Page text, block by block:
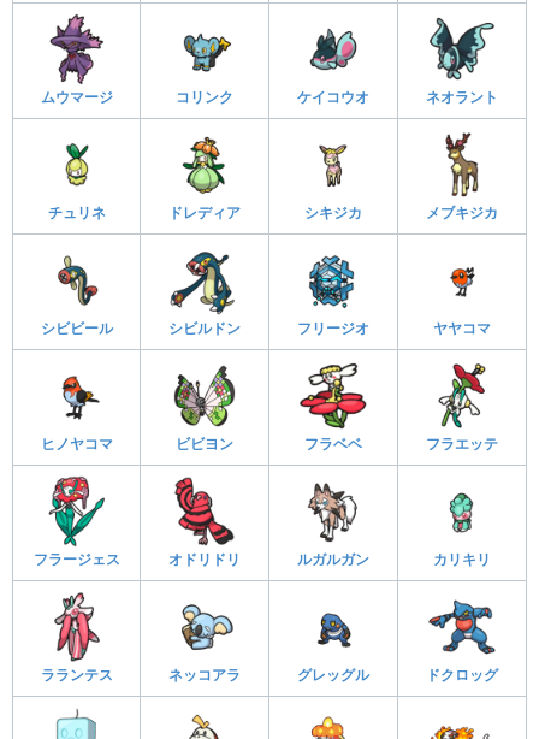
ムウマージ コリンク ケイコウオ ネオラント
チュリネ ドレディア シキジカ メブキジカ
シビビール シビルドン フリージオ ヤヤコマ
ヒノヤコマ ビビヨン フラベベ フラエッテ
フラージェス オドリドリ ルガルガン カリキリ
ラランテス ネッコアラ グレッグル ドクロッグ